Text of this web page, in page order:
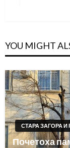
YOU MIGHT
СТАРА ЗАГОРА И
Почетоха